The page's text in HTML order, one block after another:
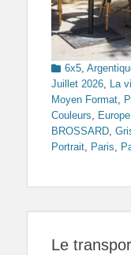
Categories
6x5,
Juillet 2026, La
Moyen Format,
Couleurs, Europe
BROSSARD,
Portrait, Paris,
Le